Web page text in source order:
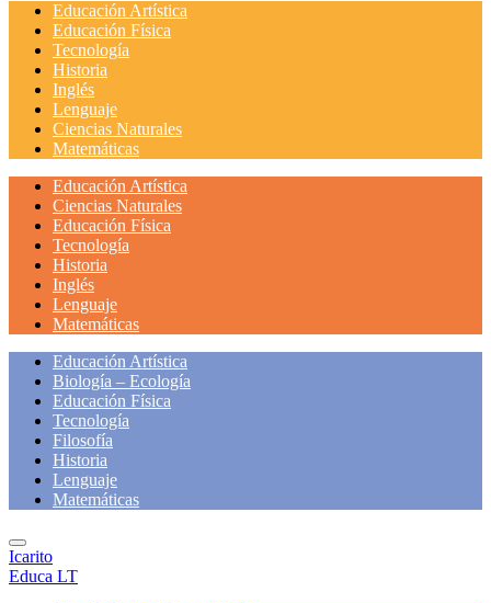
Educación Artística
Educación Física
Tecnología
Historia
Inglés
Lenguaje
Ciencias Naturales
Matemáticas
Educación Artística
Ciencias Naturales
Educación Física
Tecnología
Historia
Inglés
Lenguaje
Matemáticas
Educación Artística
Biología – Ecología
Educación Física
Tecnología
Filosofía
Historia
Lenguaje
Matemáticas
Icarito
Educa LT